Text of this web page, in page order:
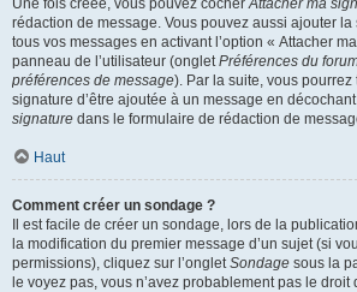
Une fois créée, vous pouvez cocherAttacher ma
rédaction de message. Vous pouvez aussi ajouter
tous vos messages en activant l’option « Attacher
panneau de l’utilisateur (ongletPréférences du
préférences de message). Par la suite, vous
signature d’être ajoutée à un message en
signature dans le formulaire de rédaction de
Haut
Comment créer un sondage ?
Il est facile de créer un sondage, lors de la
la modification du premier message d’un sujet (si
permissions), cliquez sur l’ongletSondage sous la
le voyez pas, vous n’avez probablement pas le